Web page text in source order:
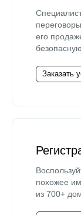
его
Заказать
похожее
из 700+